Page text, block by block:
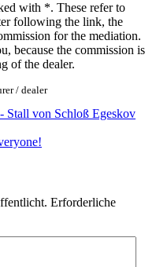
with *. These refer to
following the link, the
for the mediation.
because the commission is
of the dealer.
/ dealer
Erforderliche